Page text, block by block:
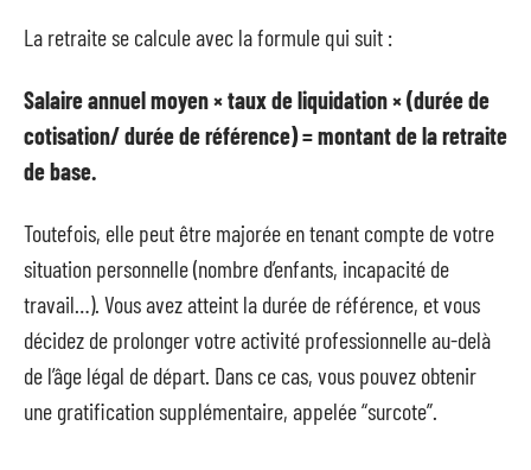
La retraite se calcule avec la formule qui suit :
Salaire annuel moyen × taux de liquidation × (durée de
cotisation/ durée de référence) = montant de la retraite
de base.
Toutefois, elle peut être majorée en tenant compte de votre
situation personnelle (nombre d’enfants, incapacité de
travail…). Vous avez atteint la durée de référence, et vous
décidez de prolonger votre activité professionnelle au-delà
de l’âge légal de départ. Dans ce cas, vous pouvez obtenir
une gratification supplémentaire, appelée “surcote”.